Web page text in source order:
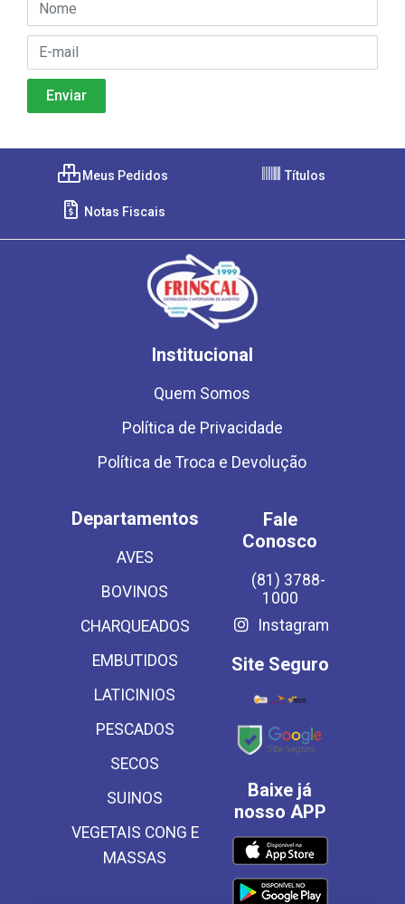
Meus Pedidos Títulos
Notas Fiscais
Institucional
Quem Somos
Política de Privacidade
Política de Troca e Devolução
Departamentos
AVES
BOVINOS
CHARQUEADOS
EMBUTIDOS
LATICINIOS
PESCADOS
SECOS
SUINOS
VEGETAIS CONG E
MASSAS
Fale
Conosco
(81) 3788-
1000
Instagram
Site Seguro
Baixe já
nosso APP